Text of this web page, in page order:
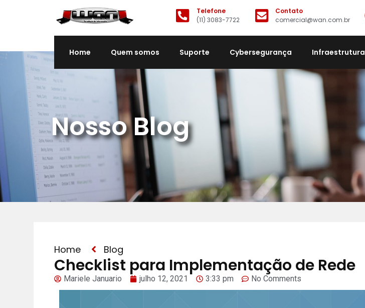
Telefone
(11) 3083-7722
Contato
comercial@wan.com.br
Home Quem somos Suporte Cybersegurança Infraestrutura
Nosso Blog
Home Blog
Checklist para Implementação de Rede
Mariele Januario julho 12, 2021 3:33 pm No Comments